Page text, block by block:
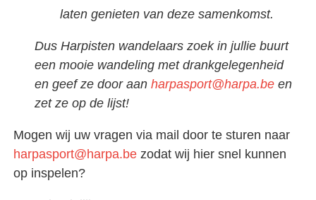
laten genieten van deze samenkomst.
Dus Harpisten wandelaars zoek in jullie buurt
een mooie wandeling met drankgelegenheid
en geef ze door aan harpasport@harpa.be en
zet ze op de lijst!
Mogen wij uw vragen via mail door te sturen naar
harpasport@harpa.be zodat wij hier snel kunnen
op inspelen?